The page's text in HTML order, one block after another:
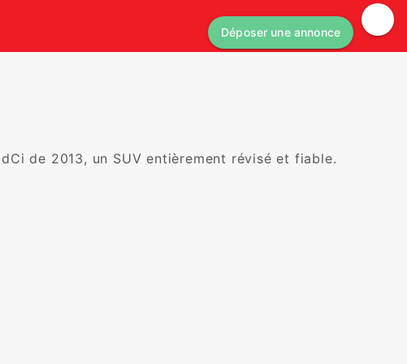
Déposer une annonce
de 2013, un SUV entièrement révisé et fiable.